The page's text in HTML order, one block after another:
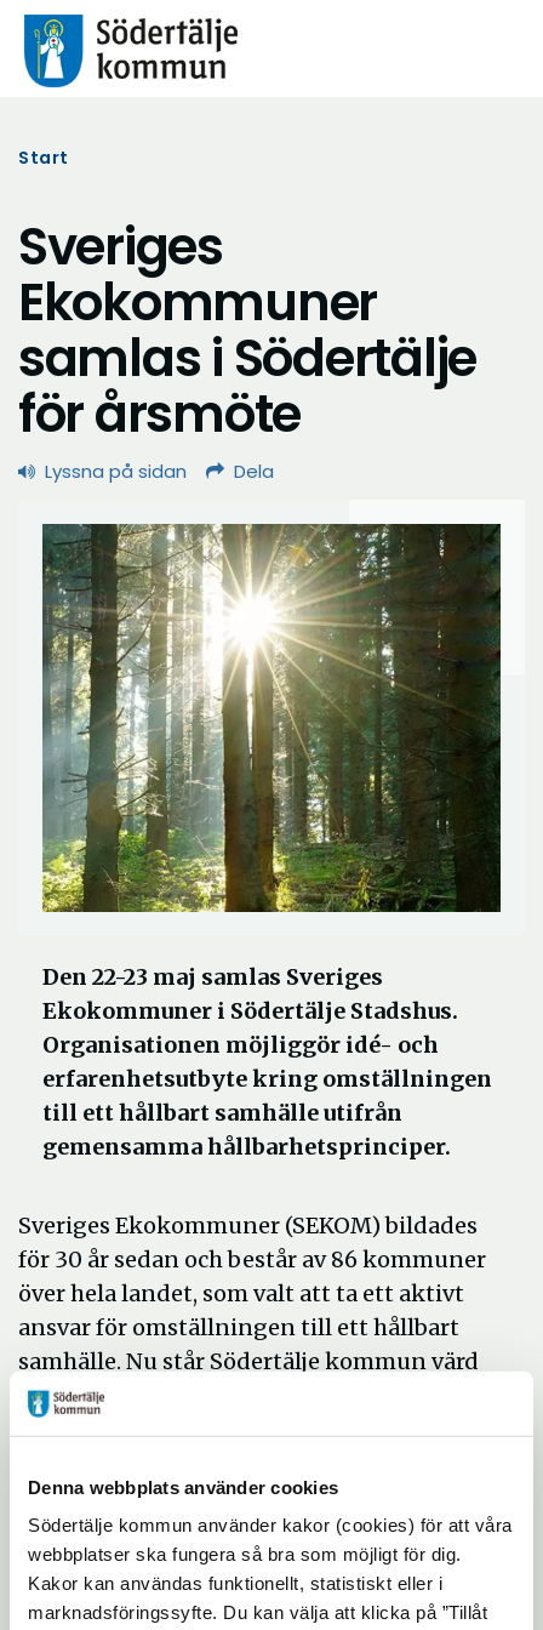
Denna webbplats använder cookies
Södertälje kommun använder kakor (cookies) för att våra
webbplatser ska fungera så bra som möjligt för dig.
Kakor kan användas funktionellt, statistiskt eller i
marknadsföringssyfte. Du kan välja att klicka på ”Tillåt
Start
Sveriges
Ekokommuner
samlas i Södertälje
för årsmöte
Lyssna på sidan Dela
Den 22-23 maj samlas Sveriges
Ekokommuner i Södertälje Stadshus.
Organisationen möjliggör idé- och
erfarenhetsutbyte kring omställningen
till ett hållbart samhälle utifrån
gemensamma hållbarhetsprinciper.
Sveriges Ekokommuner (SEKOM) bildades
för 30 år sedan och består av 86 kommuner
över hela landet, som valt att ta ett aktivt
ansvar för omställningen till ett hållbart
samhälle. Nu står Södertälje kommun värd
för årskonferensen, som äger rum i
Södertälje Stadshus den 22-23 maj.
-Föreningen är viktig på flera sätt. Inte
nätverkar och delar exempel och
erfarenheter kring omställning till ett
hållbart samhälle, säger Karl-Axel Reimer,